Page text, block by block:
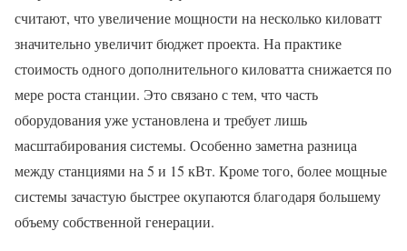
считают, что увеличение мощности на несколько киловатт
значительно увеличит бюджет проекта. На практике
стоимость одного дополнительного киловатта снижается по
мере роста станции. Это связано с тем, что часть
оборудования уже установлена и требует лишь
масштабирования системы. Особенно заметна разница
между станциями на 5 и 15 кВт. Кроме того, более мощные
системы зачастую быстрее окупаются благодаря большему
объему собственной генерации.